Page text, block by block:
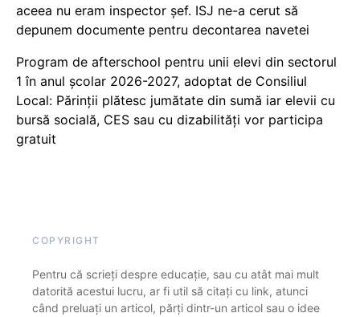
aceea nu eram inspector șef. ISJ ne-a cerut să
depunem documente pentru decontarea navetei
Program de afterschool pentru unii elevi din sectorul
1 în anul școlar 2026-2027, adoptat de Consiliul
Local: Părinții plătesc jumătate din sumă iar elevii cu
bursă socială, CES sau cu dizabilităţi vor participa
gratuit
COPYRIGHT
Pentru că scrieți despre educație, sau cu atât mai mult
datorită acestui lucru, ar fi util să citați cu link, atunci
când preluați un articol, părți dintr-un articol sau o idee